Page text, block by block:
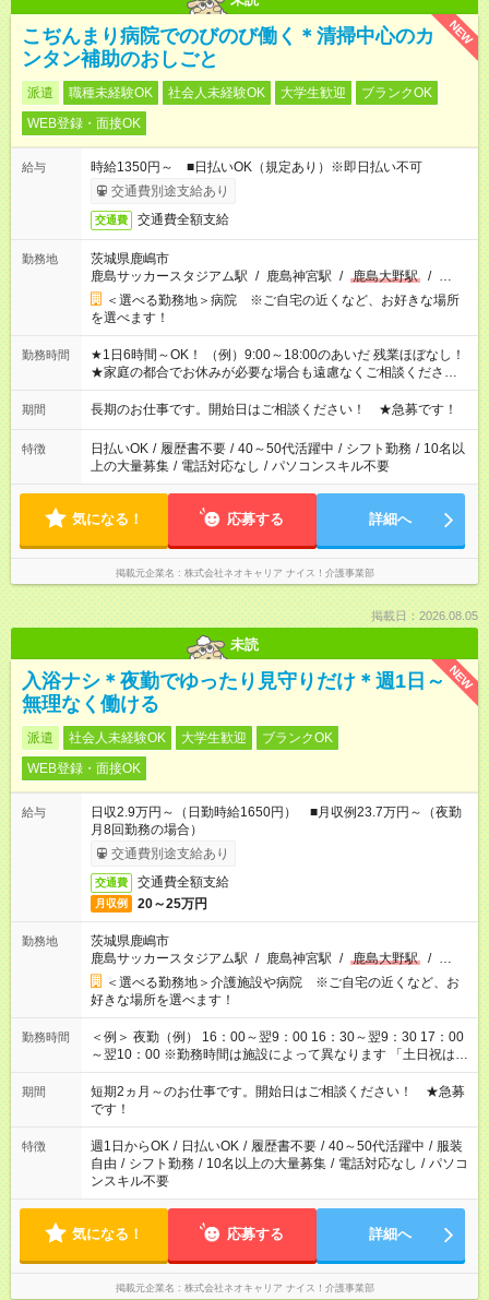
NEW
こぢんまり病院でのびのび働く＊清掃中心のカ
ンタン補助のおしごと
派遣 職種未経験OK 社会人未経験OK 大学生歓迎
ブランクOK
WEB登録・面接OK
給与
時給1350円～ ■日払いOK（規定あり）※即日払い不可
交通費別途支給あり
交通費 交通費全額支給
勤務地
茨城県鹿嶋市
鹿島サッカースタジアム駅 / 鹿島神宮駅 / 鹿島大野駅 / …
＜選べる勤務地＞病院 ※ご自宅の近くなど、お好きな場所
を選べます！
勤務時間
★1日6時間～OK！ （例）9:00～18:00のあいだ 残業ほぼなし！
★家庭の都合でお休みが必要な場合も遠慮なくご相談ください。
※シフトはご希望に合わせて調整可能です。 その他、 ＊週4日・
1日7時間 ＊日勤のみ ＊土日休み ＊午前だけ・午後だけ ＊平日
仕事をご紹介できます！ 登録の際に、あなたのご希望をお聞か
せください。
期間 長期のお仕事です。開始日はご相談ください！ ★急募です！
特徴 日払いOK / 履歴書不要 / 40～50代活躍中 / シフト勤務 / 10名以
上の大量募集 / 電話対応なし / パソコンスキル不要
気になる！ 応募する 詳細へ
掲載元企業名 株式会社ネオキャリア ナイス！介護事業部
掲載日：2026.08.05
未読
NEW
入浴ナシ＊夜勤でゆったり見守りだけ＊週1日～
無理なく働ける
派遣 社会人未経験OK 大学生歓迎
ブランクOK
WEB登録・面接OK
給与
日収2.9万円～（日勤時給1650円） ■月収例23.7万円～（夜勤
月8回勤務の場合）
交通費別途支給あり
交通費 交通費全額支給
月収例 20～25万円
勤務地
茨城県鹿嶋市
鹿島サッカースタジアム駅 / 鹿島神宮駅 / 鹿島大野駅 / …
＜選べる勤務地＞介護施設や病院 ※ご自宅の近くなど、お
好きな場所を選べます！
勤務時間
＜例＞ 夜勤（例） 16：00～翌9：00 16：30～翌9：30 17：00
～翌10：00 ※勤務時間は施設によって異なります 「土日祝は休
みたい」 「しっかり稼ぎたい」 「もう少し遅い時間から始めた
い」など ご希望にあったお仕事をご案内いたします。 ※未経験
の方の場合は1～2ヶ月間は日中での仕事を経験いただき、 お
仕事に慣れてからの夜勤になります。 ★家庭の都合でお休みが
必要な場合も遠慮なくご相談ください。
期間
短期2ヵ月～のお仕事です。開始日はご相談ください！ ★急募
です！
特徴 週1日からOK / 日払いOK / 履歴書不要 / 40～50代活躍中 / 服装
自由 / シフト勤務 / 10名以上の大量募集 / 電話対応なし / パソコ
ンスキル不要
気になる！ 応募する 詳細へ
掲載元企業名 株式会社ネオキャリア ナイス！介護事業部